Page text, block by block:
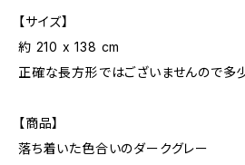
【サイズ】
約 210 x 138 cm
正確な長方形ではございませんので多
【商品】
落ち着いた色合いのダークグレー